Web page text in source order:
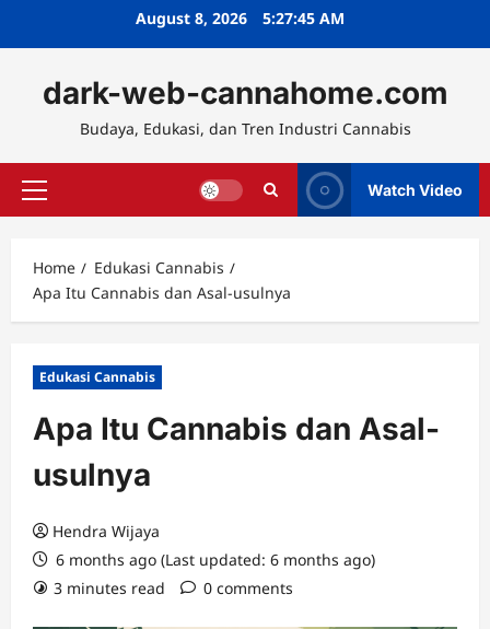
August 8, 2026 5:27:46 AM
dark-web-cannahome.com
Budaya, Edukasi, dan Tren Industri Cannabis
Primary
Watch Video
Home
Edukasi Cannabis
Apa Itu Cannabis dan Asal-usulnya
Edukasi Cannabis
Apa Itu Cannabis dan Asal-
usulnya
Hendra Wijaya
6 months ago (Last updated: 6 months ago)
3 minutes read
0 comments